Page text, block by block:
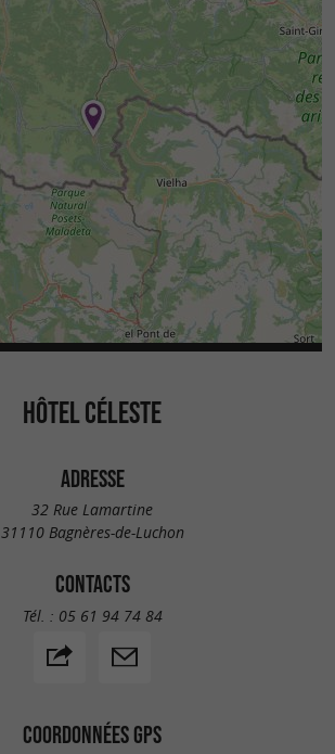
HÔTEL CÉLESTE
ADRESSE
32 Rue Lamartine
31110 Bagnères-de-Luchon
CONTACTS
Tél. : 05 61 94 74 84
COORDONNÉES GPS